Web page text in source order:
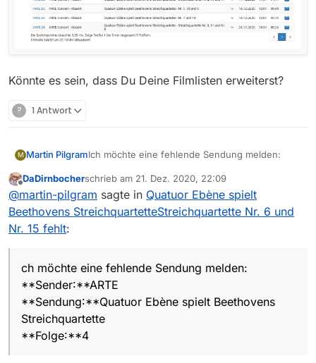
Könnte es sein, dass Du Deine Filmlisten erweiterst?
? 1 Antwort
M Martin PilgramIch möchte eine fehlende Sendung melden:
**Sender:**ARTE
**Sendung:**Quatuor Ebène spielt Beethovens
Streichquartette
Link zur Sendung in der Mediathek:
https://www.arte.tv/de/videos/097909-004-
A/quatuor-ebene-spielt-beethovens-
streichquartette/
**Betriebssystem:**Windows
**MediathekView-Version:**13.5.1
Offline
DaDirnbocherschrieb am 21. Dez. 2020, 22:09
zuletzt editiert von
@martin-pilgram sagte in Quatuor Ebène spielt
Beethovens StreichquartetteStreichquartette Nr. 6 und
Nr. 15 fehlt:
ch möchte eine fehlende Sendung melden:
**Sender:**ARTE
**Sendung:**Quatuor Ebène spielt Beethovens
Streichquartette
**Folge:**4